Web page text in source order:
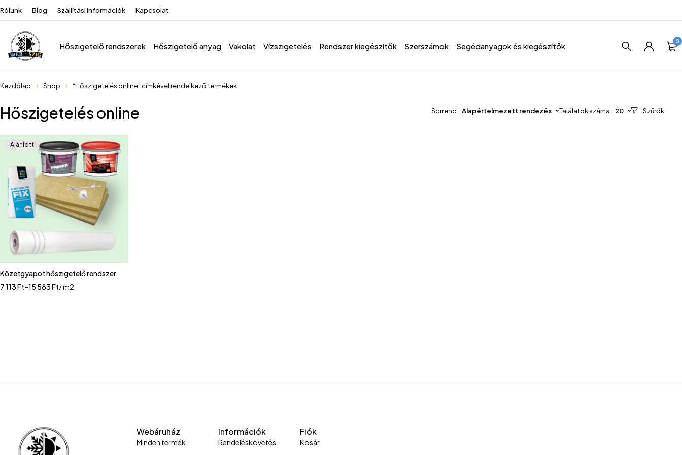
Rólunk Blog Szállítási információk Kapcsolat
Hőszigetelő rendszerek Hőszigetelő anyag Vakolat Vízszigetelés Rendszer kiegészítők Szerszámok Segédanyagok és kiegészítők 0
Kezdőlap Shop “Hőszigetelés online” címkével rendelkező termékek
Hőszigetelés online Sorrend Alapértelmezett rendezés Találatok száma 20
Ajánlott
Kőzetgyapot hőszigetelő rendszer
7 113Ft–15 583Ft/ m2
Webáruház
Minden termék
Információk
Rendeléskövetés
Fiók
Kosár